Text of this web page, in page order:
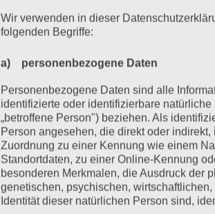
Wir verwenden in dieser
folgenden Begriffe:
a) personenbezogene Daten
Personenbezogene Daten sind alle
identifizierte oder identifizierbare
„betroffene Person") beziehen. Als
Person angesehen, die direkt oder
Zuordnung zu einer Kennung wie einem
Standortdaten, zu einer Online-Kennung
besonderen Merkmalen, die Ausdruck der
genetischen, psychischen,
Identität dieser natürlichen Person sind,